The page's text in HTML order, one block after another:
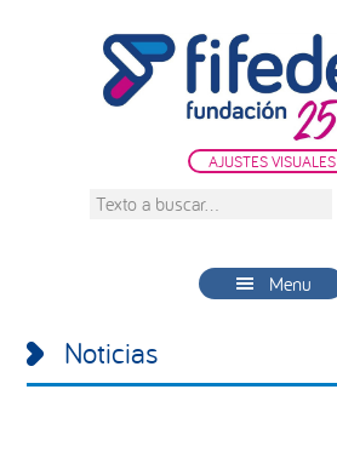
AJUSTES VISUALES
Texto
Menu
Noticias